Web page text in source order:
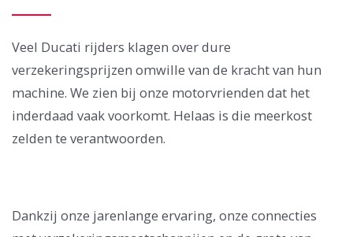
Veel Ducati rijders klagen over dure
verzekeringsprijzen omwille van de kracht van hun
machine. We zien bij onze motorvrienden dat het
inderdaad vaak voorkomt. Helaas is die meerkost
zelden te verantwoorden.
Dankzij onze jarenlange ervaring, onze connecties